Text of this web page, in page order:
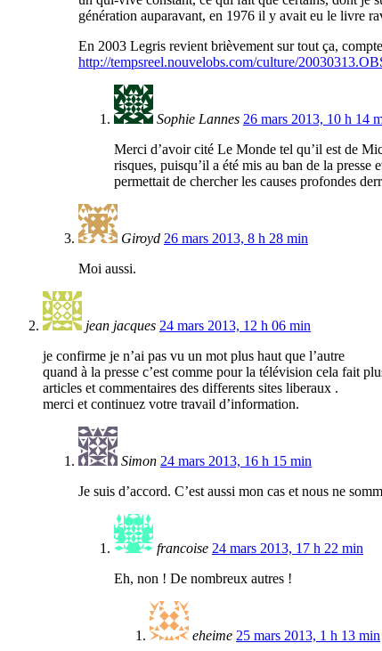
génération auparavant, en 1976 il y avait eu le livre
En 2003 Legris revient brièvement sur tout ça,
http://tempsreel.nouvelobs.com/culture/
Sophie Lannes 26 mars 2013, 10 h 14
Merci d’avoir cité Le Monde tel qu’il est de
risques, puisqu’il a été mis au ban de la presse
permettait de chercher les causes profondes
Giroyd 26 mars 2013, 8 h 28 min
Moi aussi.
jean jacques 24 mars 2013, 12 h 06 min
je confirme je n’ai pas vu un mot plus haut que l’autre
quand à la presse c’est comme pour la télévision cela fait
articles et commentaires des differents sites liberaux .
merci et continuez votre travail d’information.
Simon 24 mars 2013, 16 h 15 min
Je suis d’accord. C’est aussi mon cas et nous ne
francoise 24 mars 2013, 17 h 22 min
Eh, non ! De nombreux autres !
eheime 25 mars 2013, 1 h 13 min